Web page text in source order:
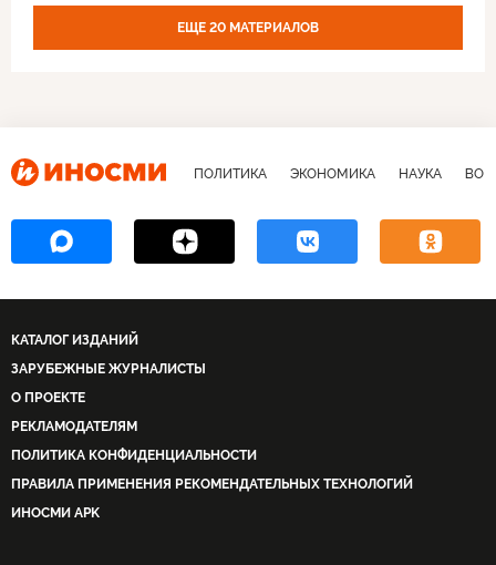
ЕЩЕ 20 МАТЕРИАЛОВ
ПОЛИТИКА ЭКОНОМИКА НАУКА
КАТАЛОГ ИЗДАНИЙ
ЗАРУБЕЖНЫЕ ЖУРНАЛИСТЫ
О ПРОЕКТЕ
РЕКЛАМОДАТЕЛЯМ
ПОЛИТИКА КОНФИДЕНЦИАЛЬНОСТИ
ПРАВИЛА ПРИМЕНЕНИЯ РЕКОМЕНДАТЕЛЬНЫХ ТЕХНОЛОГИЙ
ИНОСМИ APK